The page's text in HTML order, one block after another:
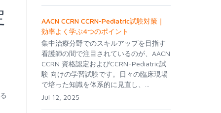
AACN CCRN CCRN-Pediatric試験対策｜
効率よく学ぶ4つのポイント
集中治療分野でのスキルアップを目指す
看護師の間で注目されているのが、AACN
CCRN 資格認定およびCCRN-Pediatric試
験 向けの学習試験です。日々の臨床現場
で培った知識を体系的に見直し、...
Jul 12, 2025